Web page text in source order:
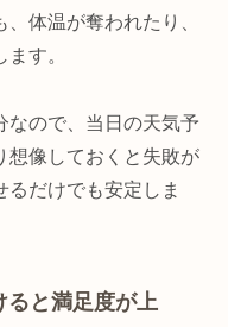
体温が奪われたり、
す。
なので、当日の天気予
想像しておくと失敗が
だけでも安定しま
ると満足度が上